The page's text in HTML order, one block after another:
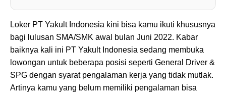
Loker PT Yakult Indonesia kini bisa kamu ikuti khususnya
bagi lulusan SMA/SMK awal bulan Juni 2022. Kabar
baiknya kali ini PT Yakult Indonesia sedang membuka
lowongan untuk beberapa posisi seperti General Driver &
SPG dengan syarat pengalaman kerja yang tidak mutlak.
Artinya kamu yang belum memiliki pengalaman bisa